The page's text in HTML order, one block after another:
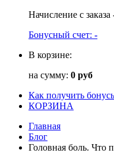
Начисление с заказа
Бонусный счет: -
В корзине:
на сумму: 0 руб
Как получить
КОРЗИНА
Главная
Блог
Головная боль. Что